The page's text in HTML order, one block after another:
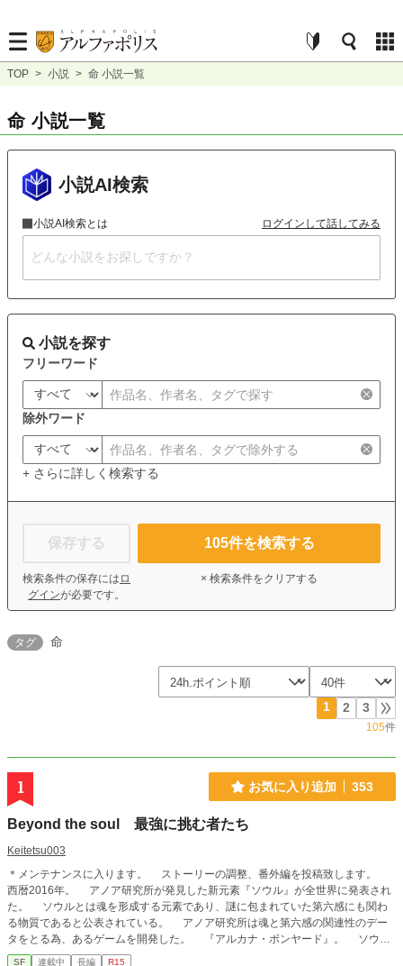
TOP > 小説 > 命 小説一覧
命 小説一覧
小説AI検索
小説AI検索とは ログインして話してみる
小説を探す
フリーワード
除外ワード
+ さらに詳しく検索する
保存する
検索条件の保存には ロ
グインが必要です。
105件を検索する
× 検索条件をクリアする
タグ 命
1 2 3
105件
1 お気に入り追加 353
Beyond the soul 最強に挑む者たち
Keitetsu003
＊メンテナンスに入ります。 ストーリーの調整、番外編を投稿致します。
西暦2016年。 アノア研究所が発見した新元素『ソウル』が全世界に発表され
た。 ソウルとは魂を形成する元素であり、謎に包まれていた第六感にも関わ
る物質であると公表されている。 アノア研究所は魂と第六感の関連性のデー
タをとる為、あるゲームを開発した。 『アルカナ・ボンヤード』。 ソウル
で構成された魂の仮想世界に、人の魂をソウルメイト（アバター）にリンクさ
SF 連載中 長編 R15